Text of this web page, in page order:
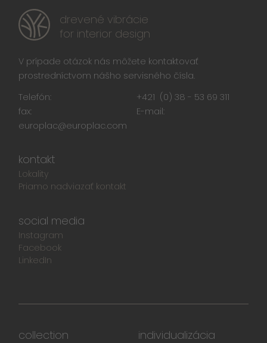
drevené vibrácie
for interior design
V prípade otázok nás môžete kontaktovať
prostredníctvom nášho servisného čísla.
Telefón:
+421 (0) 38 - 53 69 311
fax:
E-mail:
europlac@europlac.com
kontakt
Lokality
Priamo nadviazať kontakt
social media
Instagram
Facebook
LinkedIn
collection individualizácia